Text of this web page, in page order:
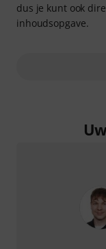
dus je kunt ook
inhoudsopgave.